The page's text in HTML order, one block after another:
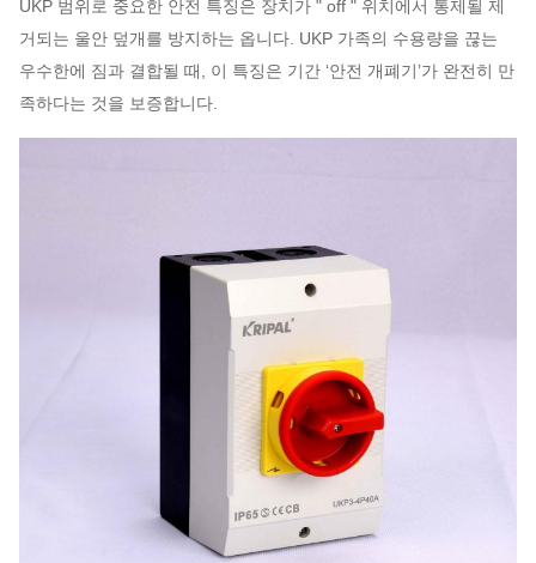
UKP 범위로 중요한 안전 특징은 장치가 " off " 위치에서 통제될 제
거되는 울안 덮개를 방지하는 옵니다. UKP 가족의 수용량을 끊는
우수한에 짐과 결합될 때, 이 특징은 기간 ‘안전 개폐기’가 완전히 만
족하다는 것을 보증합니다.